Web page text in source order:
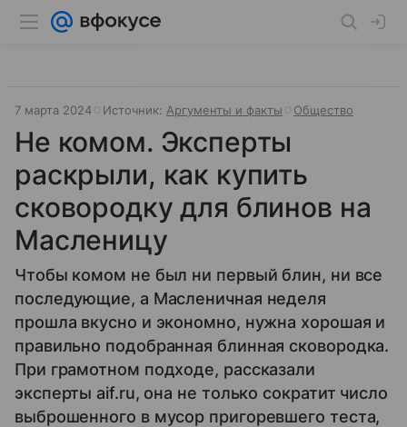
7 марта 2024 Источник: Аргументы и факты Общество
Не комом. Эксперты
раскрыли, как купить
сковородку для блинов на
Масленицу
Чтобы комом не был ни первый блин, ни все
последующие, а Масленичная неделя
прошла вкусно и экономно, нужна хорошая и
правильно подобранная блинная сковородка.
При грамотном подходе, рассказали
эксперты aif.ru, она не только сократит число
выброшенного в мусор пригоревшего теста,